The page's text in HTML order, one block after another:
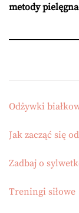
metody
Odżywki
Jak zacząć się
Zadbaj o
Treningi siłowe